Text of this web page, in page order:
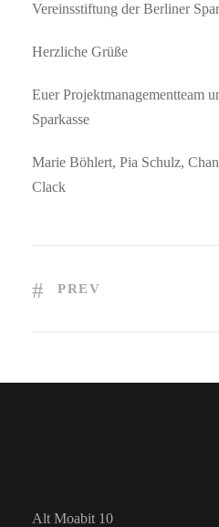
Vereinsstiftung der Berliner
Herzliche Grüße
Euer Projektmanagementteam
Sparkasse
Marie Böhlert, Pia Schulz,
Clack
PREV
Alt Moabit 10